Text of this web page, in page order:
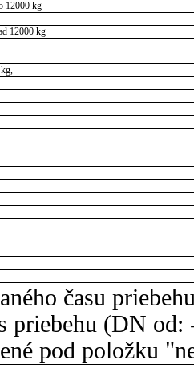
12000 kg
12000 kg
času
priebehu (DN
pod položku